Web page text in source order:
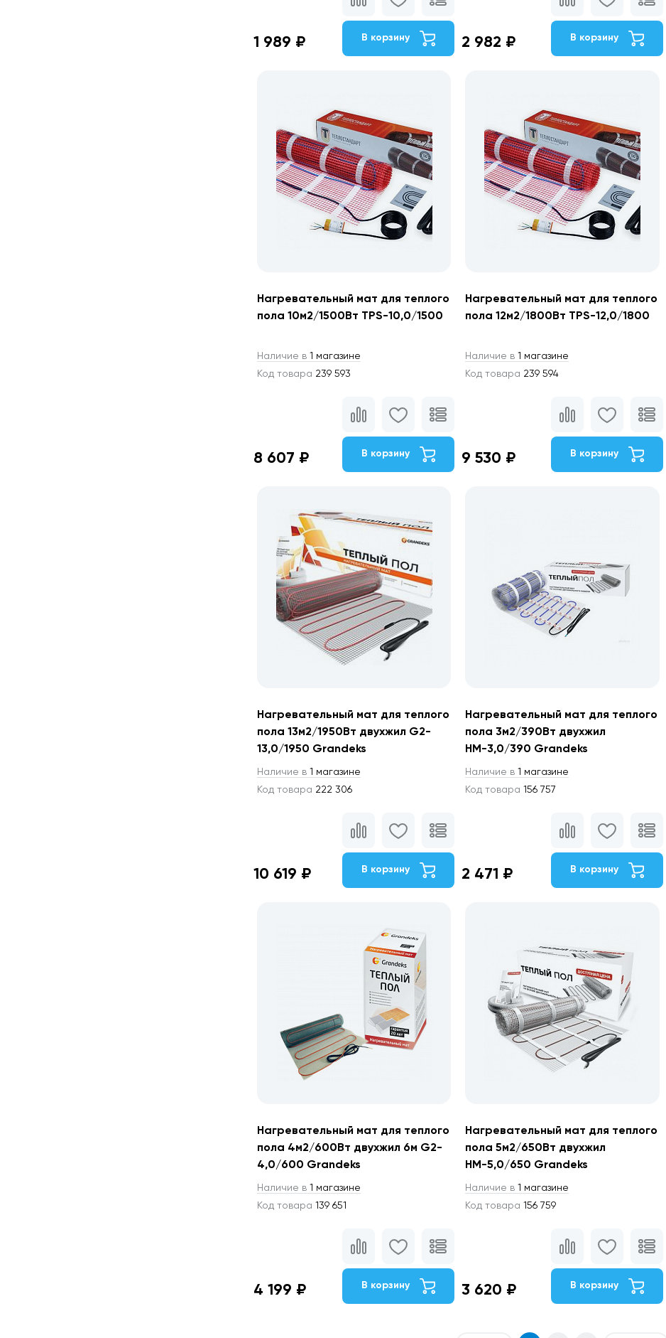
1 989 ₽ В корзину 2 982 ₽ В корзину
Нагревательный мат для теплого
пола 10м2/1500Вт TPS-10,0/1500
Наличие в 1 магазине
Код товара 239 593
8 607 ₽ В корзину
Нагревательный мат для теплого
пола 12м2/1800Вт TPS-12,0/1800
Наличие в 1 магазине
Код товара 239 594
9 530 ₽ В корзину
Нагревательный мат для теплого
пола 13м2/1950Вт двухжил G2-
13,0/1950 Grandeks
Наличие в 1 магазине
Код товара 222 306
10 619 ₽ В корзину
Нагревательный мат для теплого
пола 3м2/390Вт двухжил
НМ-3,0/390 Grandeks
Наличие в 1 магазине
Код товара 156 757
2 471 ₽ В корзину
Нагревательный мат для теплого
пола 4м2/600Вт двухжил 6м G2-
4,0/600 Grandeks
Наличие в 1 магазине
Код товара 139 651
4 199 ₽ В корзину
Нагревательный мат для теплого
пола 5м2/650Вт двухжил
НМ-5,0/650 Grandeks
Наличие в 1 магазине
Код товара 156 759
3 620 ₽ В корзину